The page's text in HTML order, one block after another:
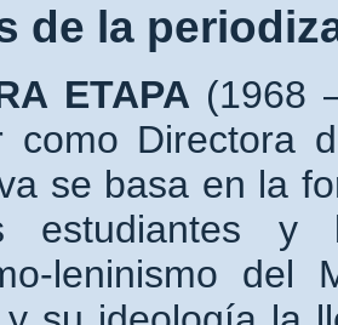
de la
ETAPA (1968
como Directora
se basa en la
estudiantes
leninismo del